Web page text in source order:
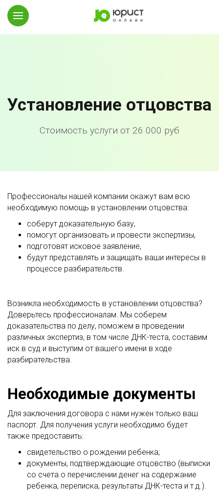
Установление отцовства
Стоимость услуги от 26 000 руб
Профессионалы нашей компании окажут вам всю
необходимую помощь в установлении отцовства:
соберут доказательную базу,
помогут организовать и провести экспертизы,
подготовят исковое заявление,
будут представлять и защищать ваши интересы в
процессе разбирательств.
Возникла необходимость в установлении отцовства?
Доверьтесь профессионалам. Мы соберем
доказательства по делу, поможем в проведении
различных экспертиз, в том числе ДНК-теста, составим
иск в суд и выступим от вашего имени в ходе
разбирательства.
Необходимые документы
Для заключения договора с нами нужен только ваш
паспорт. Для получения услуги необходимо будет
также предоставить:
свидетельство о рождении ребенка;
документы, подтверждающие отцовство (выписки
со счета о перечислении денег на содержание
ребенка, переписка, результаты ДНК-теста и т.д.).